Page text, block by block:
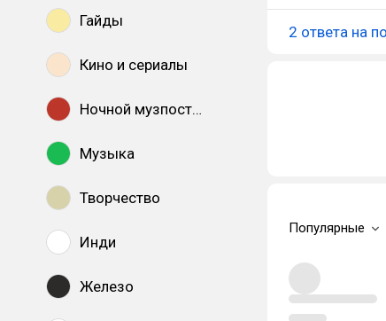
Гайды
Кино и сериалы
Ночной музпостинг
Музыка
Творчество
Инди
Железо
2 ответа на
Популярные